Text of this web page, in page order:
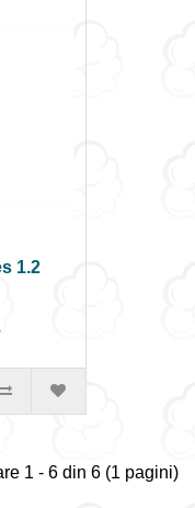
1.2
1 - 6 din 6 (1 pagini)